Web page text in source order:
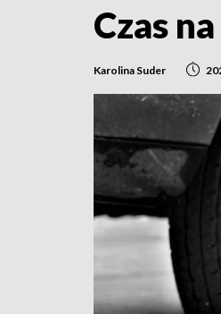
Czas
Karolina Suder